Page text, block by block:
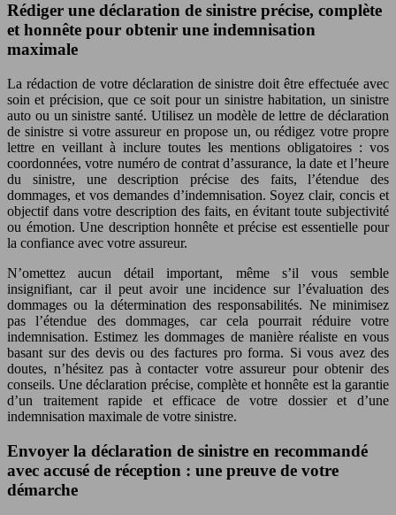
Rédiger une déclaration de sinistre précise, complète
et honnête pour obtenir une indemnisation
maximale
La rédaction de votre déclaration de sinistre doit être effectuée avec
soin et précision, que ce soit pour un sinistre habitation, un sinistre
auto ou un sinistre santé. Utilisez un modèle de lettre de déclaration
de sinistre si votre assureur en propose un, ou rédigez votre propre
lettre en veillant à inclure toutes les mentions obligatoires : vos
coordonnées, votre numéro de contrat d’assurance, la date et l’heure
du sinistre, une description précise des faits, l’étendue des
dommages, et vos demandes d’indemnisation. Soyez clair, concis et
objectif dans votre description des faits, en évitant toute subjectivité
ou émotion. Une description honnête et précise est essentielle pour
la confiance avec votre assureur.
N’omettez aucun détail important, même s’il vous semble
insignifiant, car il peut avoir une incidence sur l’évaluation des
dommages ou la détermination des responsabilités. Ne minimisez
pas l’étendue des dommages, car cela pourrait réduire votre
indemnisation. Estimez les dommages de manière réaliste en vous
basant sur des devis ou des factures pro forma. Si vous avez des
doutes, n’hésitez pas à contacter votre assureur pour obtenir des
conseils. Une déclaration précise, complète et honnête est la garantie
d’un traitement rapide et efficace de votre dossier et d’une
indemnisation maximale de votre sinistre.
Envoyer la déclaration de sinistre en recommandé
avec accusé de réception : une preuve de votre
démarche